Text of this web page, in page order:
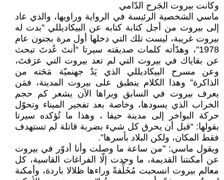
وكانت بيروت الجَرح الدّامي
ماسي الشخصية الرئيسة في الرواية وراويها، والذي عاد
إلى بيروت من أجل كتابة كتابه عن البيكاديللي "بدت له
بيروت غريبة، ليست تلك التي دخلها أول مرة بجنون عام
1978"، وهدّأته كلمات صديقته سيرتا “أنتَ عُدتَ تبحث
عن بقاياك في بيروت التي لم تعد بيروت التي عرَفتَ،
وعن مسرح البيكاديللي الذي يَدٌ جهنميّة مَحَته من
الذاكرة” وهذا الكلام ينطبق على بيروت المدينة، فمَن
يعرف بيروت في السابق ويراها الآن يشعر كم حجم
الخراب الذي يسودها، وخاصة بعد تفجير الميناء وتحوّل
حركة البواخر إلى مدينة حيفا ، وهذا ما تُؤكده سيرتا
بقولها: “قبل أن يحرق كل شيء بضربة قاتلة لم تستهدف
فقط المكان، ولكن البلاد بأسرها”.
ويقول ماسي: "من ساعة ما وصلت وأنا أدوّر في بيروت
عن أمكنتنا القديمة، ما وجدت إلّا الفراغات القاسية، كل
معالم بيروت انسحبت مُخَلِّفةً وراءها ظلالا باردة، وأمكنة